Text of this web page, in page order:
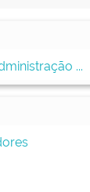
...